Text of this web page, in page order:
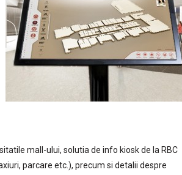
mall-ului, solutia de info kiosk de la RBC
parcare etc.), precum si detalii despre